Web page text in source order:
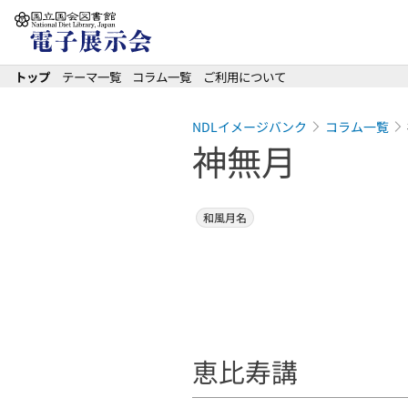
本文へ移動
トップ テーマ一覧 コラム一覧 ご利用について
NDLイメージバンク コラム一覧
神無月
和風月名
恵比寿講